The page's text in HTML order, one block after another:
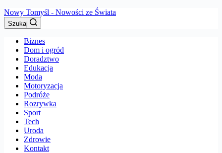
Nowy Tomyśl - Nowości ze Świata
Szukaj
Biznes
Dom i ogród
Doradztwo
Edukacja
Moda
Motoryzacja
Podróże
Rozrywka
Sport
Tech
Uroda
Zdrowie
Kontakt